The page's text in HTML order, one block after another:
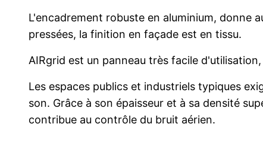
L'encadrement robuste en aluminium, donne
pressées, la finition en façade est en tissu.
AIRgrid est un panneau très facile
Les espaces publics et industriels typiques
son. Grâce à son épaisseur et à sa densité
contribue au contrôle du bruit aérien.